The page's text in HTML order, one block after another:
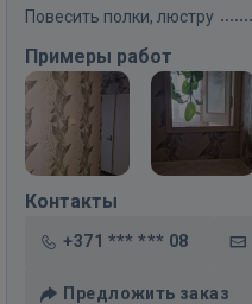
Повесить полки, люстру
Примеры работ
Контакты
+371 *** *** 08
Предложить заказ